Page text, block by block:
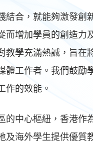
結合，就能夠激發創
而增加學員的創造力
教學充滿熱誠，旨在
體工作者。我們鼓勵
作的效能。
的中心樞紐，香港作
及海外學生提供優質